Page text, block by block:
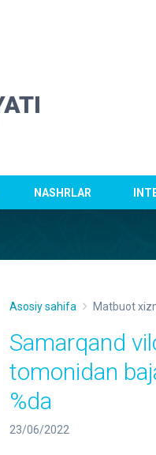
NASHRLAR
Asosiy sahifa Matbuot
Samarqand
tomonidan
%da
23/06/2022